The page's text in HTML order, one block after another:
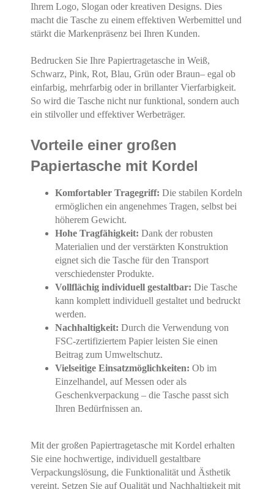
Ihrem Logo, Slogan oder kreativen Designs. Dies
macht die Tasche zu einem effektiven Werbemittel und
stärkt die Markenpräsenz bei Ihren Kunden.
Bedrucken Sie Ihre Papiertragetasche in Weiß,
Schwarz, Pink, Rot, Blau, Grün oder Braun– egal ob
einfarbig, mehrfarbig oder in brillanter Vierfarbigkeit.
So wird die Tasche nicht nur funktional, sondern auch
ein stilvoller und effektiver Werbeträger.
Vorteile einer großen
Papiertasche mit Kordel
Komfortabler Tragegriff: Die stabilen Kordeln
ermöglichen ein angenehmes Tragen, selbst bei
höherem Gewicht.
Hohe Tragfähigkeit: Dank der robusten
Materialien und der verstärkten Konstruktion
eignet sich die Tasche für den Transport
verschiedenster Produkte.
Vollflächig individuell gestaltbar: Die Tasche
kann komplett individuell gestaltet und bedruckt
werden.
Nachhaltigkeit: Durch die Verwendung von
FSC-zertifiziertem Papier leisten Sie einen
Beitrag zum Umweltschutz.
Vielseitige Einsatzmöglichkeiten: Ob im
Einzelhandel, auf Messen oder als
Geschenkverpackung – die Tasche passt sich
Ihren Bedürfnissen an.
Mit der großen Papiertragetasche mit Kordel erhalten
Sie eine hochwertige, individuell gestaltbare
Verpackungslösung, die Funktionalität und Ästhetik
vereint. Setzen Sie auf Qualität und Nachhaltigkeit mit